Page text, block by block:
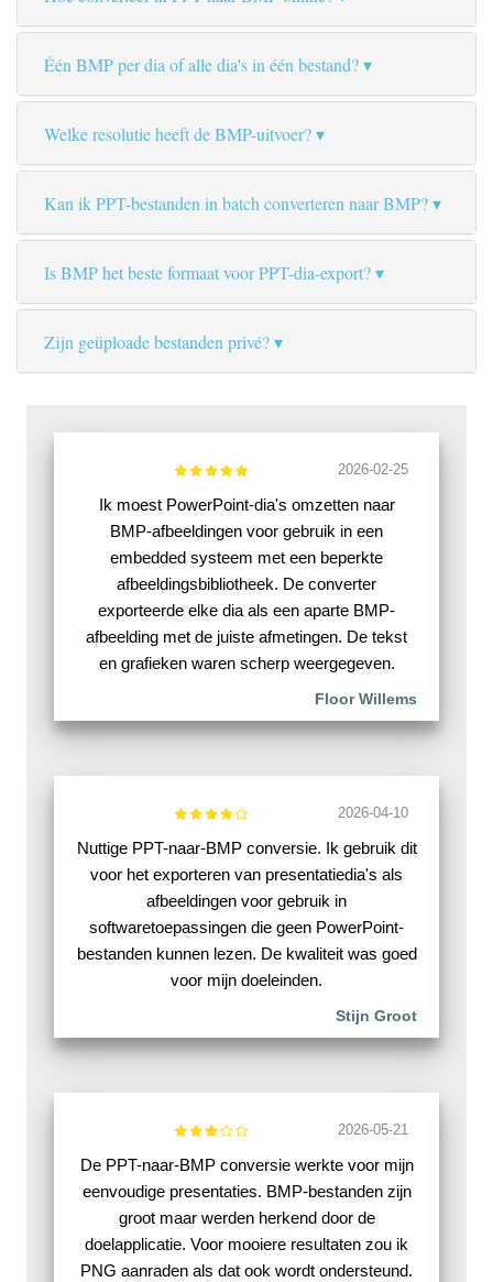
Één BMP per dia of alle dia's in één bestand?
Welke resolutie heeft de BMP-uitvoer?
Kan ik PPT-bestanden in batch converteren naar BMP?
Is BMP het beste formaat voor PPT-dia-export?
Zijn geüploade bestanden privé?
2026-02-25
Ik moest PowerPoint-dia's omzetten naar
BMP-afbeeldingen voor gebruik in een
embedded systeem met een beperkte
afbeeldingsbibliotheek. De converter
exporteerde elke dia als een aparte BMP-
afbeelding met de juiste afmetingen. De tekst
en grafieken waren scherp weergegeven.
Floor Willems
2026-04-10
Nuttige PPT-naar-BMP conversie. Ik gebruik dit
voor het exporteren van presentatiedia's als
afbeeldingen voor gebruik in
softwaretoepassingen die geen PowerPoint-
bestanden kunnen lezen. De kwaliteit was goed
voor mijn doeleinden.
Stijn Groot
2026-05-21
De PPT-naar-BMP conversie werkte voor mijn
eenvoudige presentaties. BMP-bestanden zijn
groot maar werden herkend door de
doelapplicatie. Voor mooiere resultaten zou ik
PNG aanraden als dat ook wordt ondersteund.